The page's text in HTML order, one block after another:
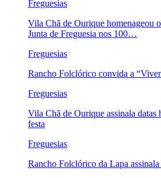
Freguesias
Vila Chã de Ourique homenageou
Junta de Freguesia nos 100…
Freguesias
Rancho Folclórico convida a
Freguesias
Vila Chã de Ourique assinala datas
festa
Freguesias
Rancho Folclórico da Lapa assinala